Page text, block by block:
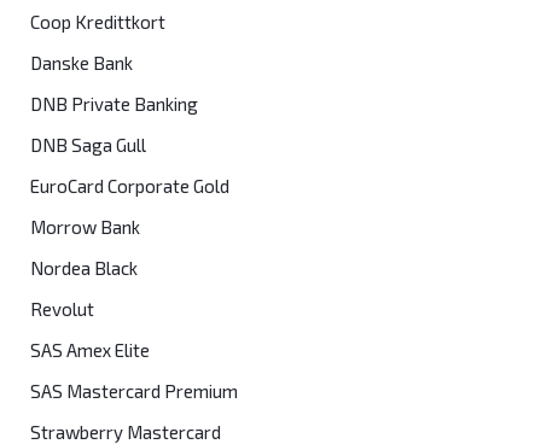
Coop Kredittkort
Danske Bank
DNB Private Banking
DNB Saga Gull
EuroCard Corporate Gold
Morrow Bank
Nordea Black
Revolut
SAS Amex Elite
SAS Mastercard Premium
Strawberry Mastercard